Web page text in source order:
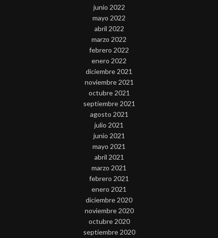
junio 2022
mayo 2022
abril 2022
marzo 2022
febrero 2022
enero 2022
diciembre 2021
noviembre 2021
octubre 2021
septiembre 2021
agosto 2021
julio 2021
junio 2021
mayo 2021
abril 2021
marzo 2021
febrero 2021
enero 2021
diciembre 2020
noviembre 2020
octubre 2020
septiembre 2020